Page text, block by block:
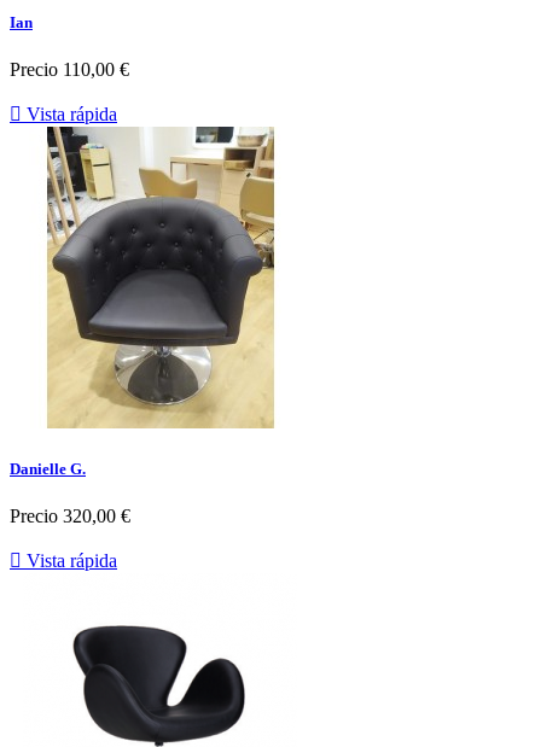
Ian
Precio 110,00 €
 Vista rápida
Danielle G.
Precio 320,00 €
 Vista rápida